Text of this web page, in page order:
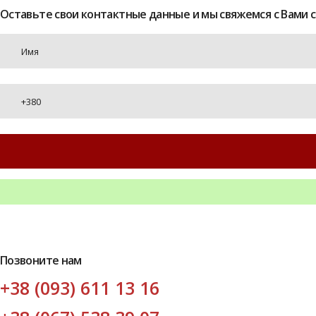
Оставьте свои контактные данные и мы свяжемся с Вами
Позвоните нам
+38 (093) 611 13 16